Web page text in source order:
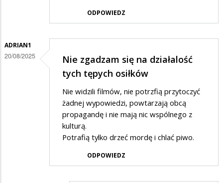
ODPOWIEDZ
ADRIAN1
20/08/2025
Nie zgadzam się na działalość
tych tępych osiłków
Nie widzili filmów, nie potrzfią przytoczyć
żadnej wypowiedzi, powtarzają obcą
propagandę i nie mają nic wspólnego z
kulturą.
Potrafią tylko drzeć mordę i chlać piwo.
ODPOWIEDZ